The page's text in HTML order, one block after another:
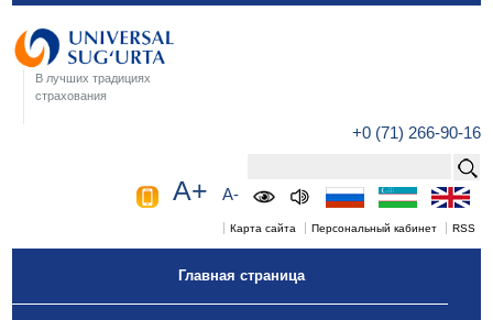
В лучших традициях
страхования
+0 (71) 266-90-16
A+ A-
Карта сайта Персональный кабинет RSS
Главная страница